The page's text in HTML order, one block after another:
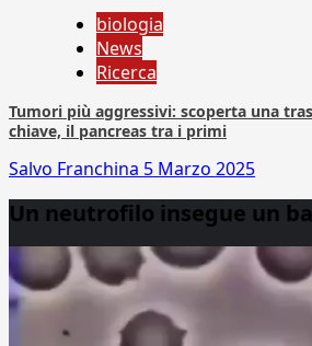
biologia
News
Ricerca
Tumori più aggressivi: scoperta una
chiave, il pancreas tra i primi
Salvo Franchina 5 Marzo 2025
Un neutrofilo insegue un
Player